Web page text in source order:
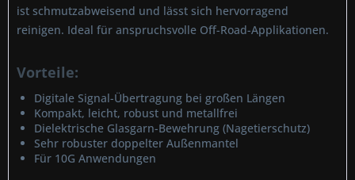
ist schmutzabweisend und lässt sich hervorragend
reinigen. Ideal für anspruchsvolle Off-Road-Applikationen.
Vorteile:
Digitale Signal-Übertragung bei großen Längen
Kompakt, leicht, robust und metallfrei
Dielektrische Glasgarn-Bewehrung (Nagetierschutz)
Sehr robuster doppelter Außenmantel
Für 10G Anwendungen